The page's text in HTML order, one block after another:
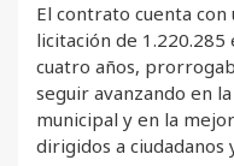
El contrato cuenta
licitación de
cuatro años,
seguir avanzando en
municipal y en la
dirigidos a ciudadanos